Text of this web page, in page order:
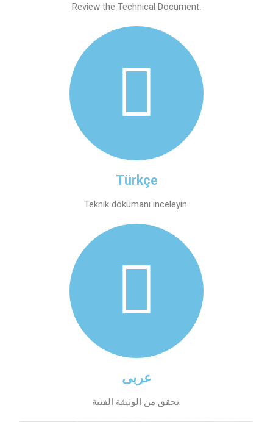
Review the Technical Document.
Türkçe
Teknik dökümanı inceleyin.
عربى